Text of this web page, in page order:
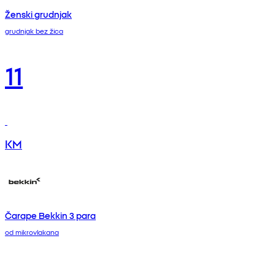
Ženski grudnjak
grudnjak bez žica
11
KM
Čarape Bekkin 3 para
od mikrovlakana